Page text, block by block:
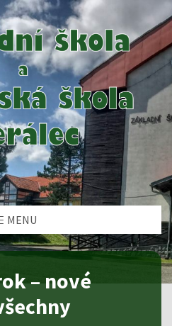
MENU
– nové